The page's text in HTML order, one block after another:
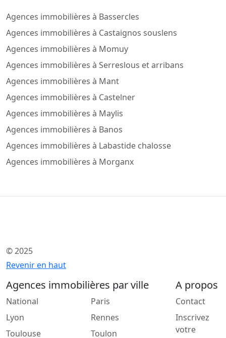
Agences immobilières à Bassercles
Agences immobilières à Castaignos souslens
Agences immobilières à Momuy
Agences immobilières à Serreslous et arribans
Agences immobilières à Mant
Agences immobilières à Castelner
Agences immobilières à Maylis
Agences immobilières à Banos
Agences immobilières à Labastide chalosse
Agences immobilières à Morganx
© 2025
Revenir en haut
Agences immobilières par ville
National
Lyon
Toulouse
Paris
Rennes
Toulon
A propos
Contact
Inscrivez
votre